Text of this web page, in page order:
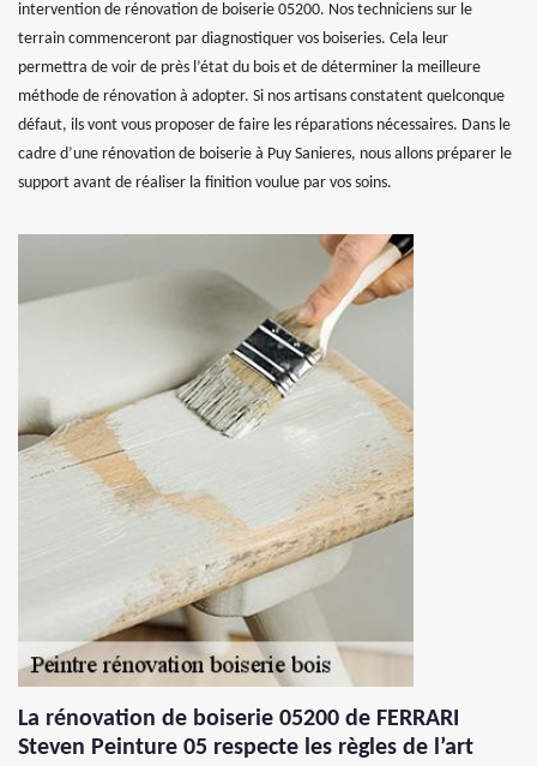
intervention de rénovation de boiserie 05200. Nos techniciens sur le
terrain commenceront par diagnostiquer vos boiseries. Cela leur
permettra de voir de près l’état du bois et de déterminer la meilleure
méthode de rénovation à adopter. Si nos artisans constatent quelconque
défaut, ils vont vous proposer de faire les réparations nécessaires. Dans le
cadre d’une rénovation de boiserie à Puy Sanieres, nous allons préparer le
support avant de réaliser la finition voulue par vos soins.
La rénovation de boiserie 05200 de FERRARI
Steven Peinture 05 respecte les règles de l’art